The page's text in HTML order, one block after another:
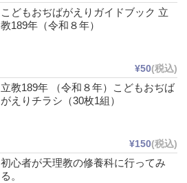
こどもおぢばがえりガイドブック 立
教189年（令和８年）
¥50(税込)
立教189年 （令和８年）こどもおぢば
がえりチラシ（30枚1組）
¥150(税込)
初心者が天理教の修養科に行ってみ
る。